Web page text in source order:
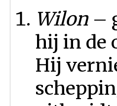
Wilon–
hij in de
Hij